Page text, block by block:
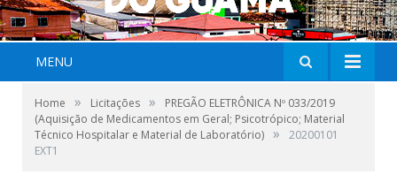
MENU
Home » Licitações »
PREGÃO ELETRÔNICA Nº 033/2019
(Aquisição de Medicamentos em Geral; Psicotrópico; Material
Técnico Hospitalar e Material de Laboratório) »
20200101
EXT1